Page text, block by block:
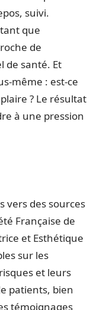
suivi.
que
de
de santé. Et
même : est-ce
? Le résultat
à une pression
vers des sources
Française de
et Esthétique
sur les
et leurs
patients, bien
témoignages